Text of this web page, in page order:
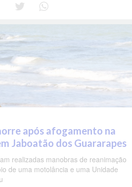
após afogamento na
Jaboatão dos Guararapes
realizadas manobras de reanimação
de uma motolância e uma Unidade